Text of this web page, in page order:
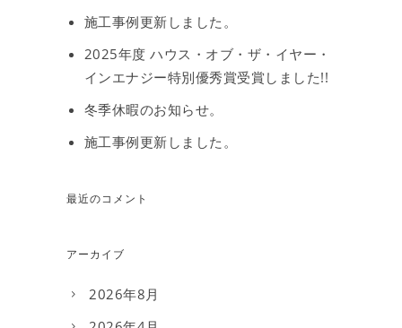
施工事例更新しました。
2025年度 ハウス・オブ・ザ・イヤー・
インエナジー特別優秀賞受賞しました!!
冬季休暇のお知らせ。
施工事例更新しました。
最近のコメント
アーカイブ
2026年8月